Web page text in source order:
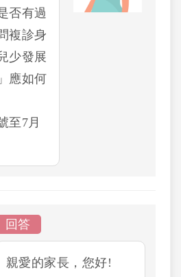
否有過
複診身
少發展
應如何
至7月
回答
親愛的家長，您好!